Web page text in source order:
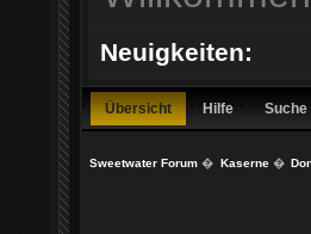
Neuigkeiten:
Übersicht Hilfe Suche
Sweetwater Forum � Kaserne�